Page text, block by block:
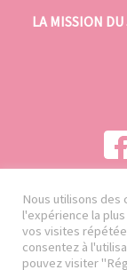
LA MISSION
Nous utilisons
l'expérience la
vos visites
consentez à
pouvez visiter